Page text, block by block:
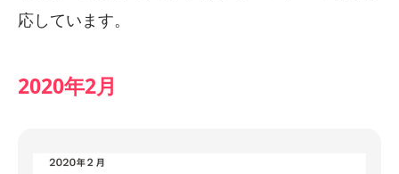
応しています。
2020年2月